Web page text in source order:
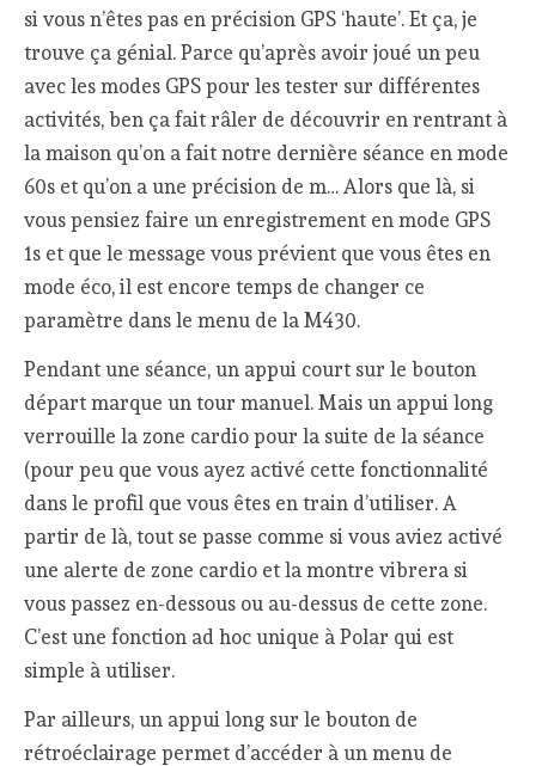
si vous n’êtes pas en précision GPS ‘haute’. Et ça, je
trouve ça génial. Parce qu’après avoir joué un peu
avec les modes GPS pour les tester sur différentes
activités, ben ça fait râler de découvrir en rentrant à
la maison qu’on a fait notre dernière séance en mode
60s et qu’on a une précision de m… Alors que là, si
vous pensiez faire un enregistrement en mode GPS
1s et que le message vous prévient que vous êtes en
mode éco, il est encore temps de changer ce
paramètre dans le menu de la M430.
Pendant une séance, un appui court sur le bouton
départ marque un tour manuel. Mais un appui long
verrouille la zone cardio pour la suite de la séance
(pour peu que vous ayez activé cette fonctionnalité
dans le profil que vous êtes en train d’utiliser. A
partir de là, tout se passe comme si vous aviez activé
une alerte de zone cardio et la montre vibrera si
vous passez en-dessous ou au-dessus de cette zone.
C’est une fonction ad hoc unique à Polar qui est
simple à utiliser.
Par ailleurs, un appui long sur le bouton de
rétroéclairage permet d’accéder à un menu de